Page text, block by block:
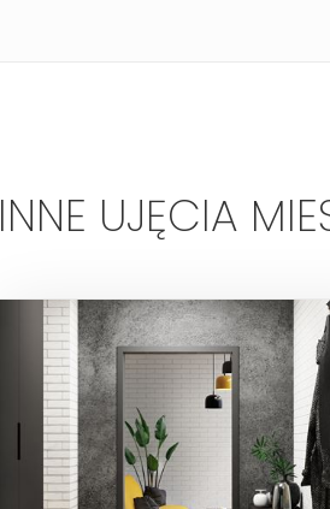
INNE UJĘCIA